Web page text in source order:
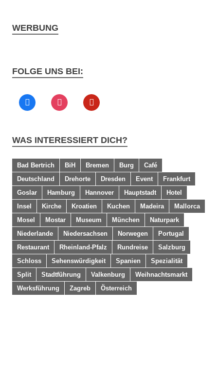
WERBUNG
FOLGE UNS BEI:
WAS INTERESSIERT DICH?
Bad Bertrich BiH Bremen Burg
Café
Deutschland
Drehorte Dresden Event
Frankfurt
Goslar
Hamburg Hannover Hauptstadt
Hotel
Insel
Kirche Kroatien Kuchen Madeira
Mallorca
Mosel
Mostar Museum München
Naturpark
Niederlande
Niedersachsen Norwegen
Portugal
Restaurant
Rheinland-Pfalz Rundreise
Salzburg
Schloss
Sehenswürdigkeit Spanien
Spezialität
Split
Stadtführung Valkenburg
Weihnachtsmarkt
Werksführung
Zagreb Österreich